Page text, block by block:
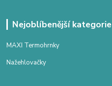
Nejoblíbenější kategorie
MAXI Termohrnky
Nažehlovačky